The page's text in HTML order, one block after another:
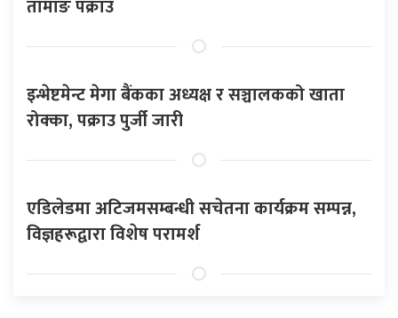
तामाङ पक्राउ
इन्भेष्टमेन्ट मेगा बैंकका अध्यक्ष र सञ्चालकको खाता
रोक्का, पक्राउ पुर्जी जारी
एडिलेडमा अटिजमसम्बन्धी सचेतना कार्यक्रम सम्पन्न,
विज्ञहरूद्वारा विशेष परामर्श